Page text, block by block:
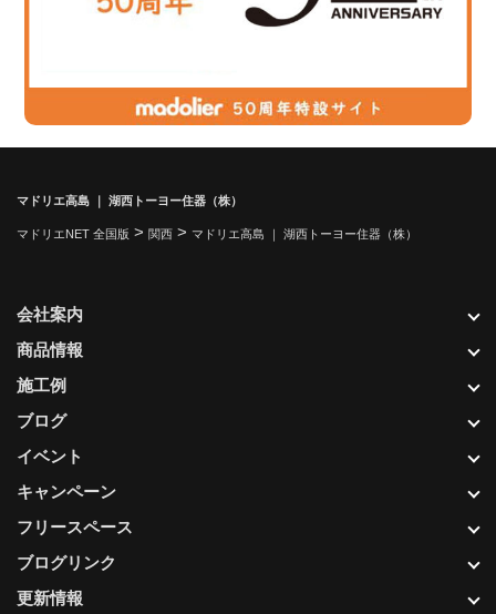
マドリエ高島 ｜ 湖西トーヨー住器（株）
マドリエNET 全国版 > 関西 > マドリエ高島 ｜ 湖西トーヨー住器（株）
更新情報
会社案内
商品情報
施工例
ブログ
イベント
キャンペーン
フリースペース
ブログリンク